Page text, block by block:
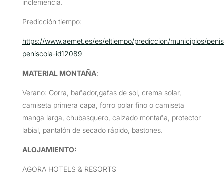
Predicción tiempo:
https://www.aemet.es/es/eltiempo/prediccion/municipios/
peniscola-id12089
MATERIAL MONTAÑA:
Verano: Gorra, bañador,gafas de sol, crema solar,
camiseta primera capa, forro polar fino o camiseta
manga larga, chubasquero, calzado montaña, protector
labial, pantalón de secado rápido, bastones.
ALOJAMIENTO:
AGORA HOTELS & RESORTS